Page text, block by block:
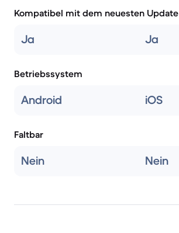
Kompatibel mit dem neuesten Update
Ja Ja
Betriebssystem
Android iOS
Faltbar
Nein Nein